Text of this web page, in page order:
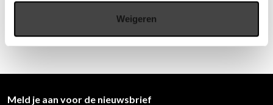
Weigeren
vergaderingen.
Meld je aan voor de nieuwsbrief